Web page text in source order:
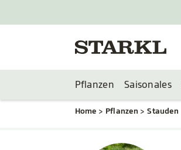
Pflanzen Saisonales
Home Pflanzen Stauden